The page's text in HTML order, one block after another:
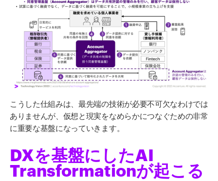
こうした仕組みは、最先端の技術が必要不可欠なわけでは
ありませんが、仮想と現実をなめらかにつなぐための非常
に重要な基盤になっていきます。
DXを基盤にしたAI
Transformationが起こる